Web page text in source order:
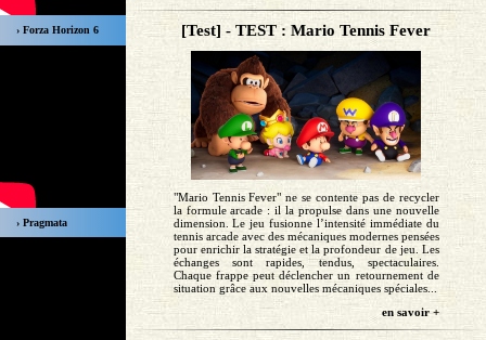
› Forza Horizon 6
› Pragmata
[Test] - TEST : Mario Tennis Fever
"Mario Tennis Fever" ne se contente pas de recycler
la formule arcade : il la propulse dans une nouvelle
dimension. Le jeu fusionne l’intensité immédiate du
tennis arcade avec des mécaniques modernes pensées
pour enrichir la stratégie et la profondeur de jeu. Les
échanges sont rapides, tendus, spectaculaires.
Chaque frappe peut déclencher un retournement de
situation grâce aux nouvelles mécaniques spéciales...
en savoir +